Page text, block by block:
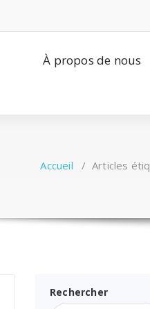
À propos de nous
Accueil / Articles
Rechercher